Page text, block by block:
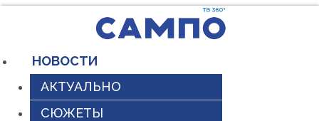
содержимому
НОВОСТИ
АКТУАЛЬНО
СЮЖЕТЫ